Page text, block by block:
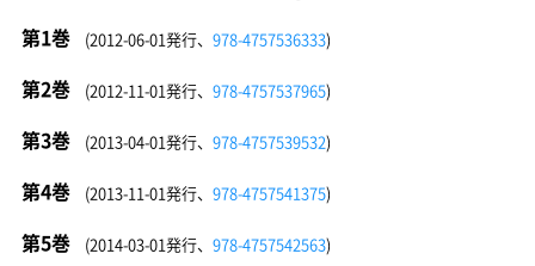
第1巻 (2012-06-01発行、 978-4757536333)
第2巻 (2012-11-01発行、 978-4757537965)
第3巻 (2013-04-01発行、 978-4757539532)
第4巻 (2013-11-01発行、 978-4757541375)
第5巻 (2014-03-01発行、 978-4757542563)